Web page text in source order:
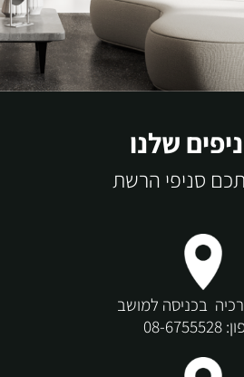
שלנו
סניפי הרשת
בכניסה למושב
08-6755528